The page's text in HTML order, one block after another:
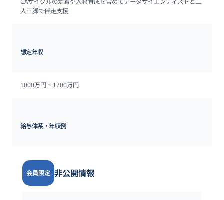
人三脚で伴走支援
想定年収
1000万円 ~ 1700万円
給与体系・年収例
会員限定 非公開情報